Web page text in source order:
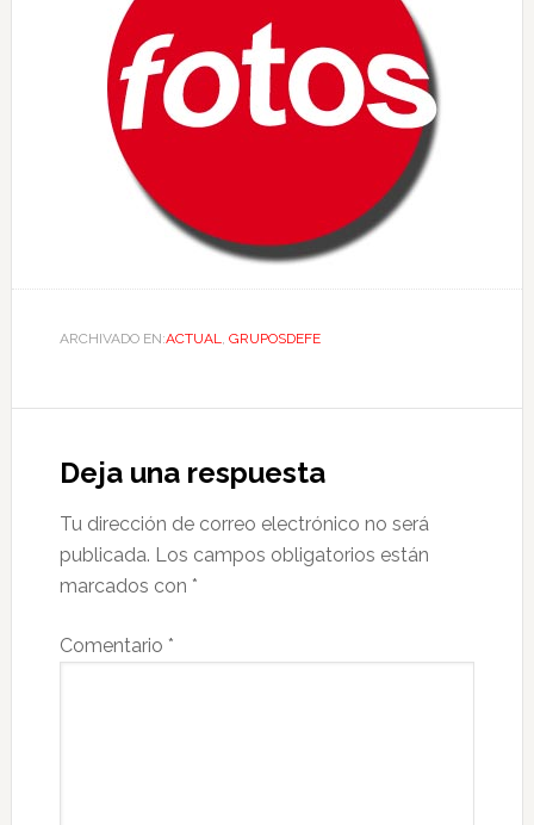
ARCHIVADO EN:ACTUAL GRUPOSDEFE
Deja una respuesta
Tu dirección de correo electrónico no será
publicada. Los campos obligatorios están
marcados con *
Comentario *